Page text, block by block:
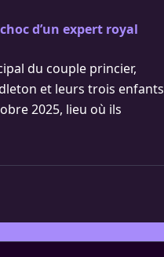
d’un expert royal
du couple princier,
et leurs trois enfants
2025, lieu où ils